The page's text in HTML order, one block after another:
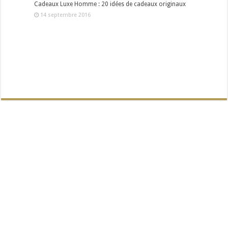
Cadeaux Luxe Homme : 20 idées de cadeaux originaux
14 septembre 2016